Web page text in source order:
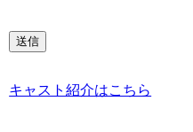
キャスト紹介はこちら